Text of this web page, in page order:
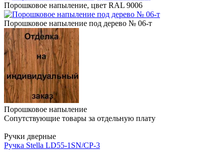
Порошковое напыление, цвет RAL 9006
Порошковое напыление под дерево № 06-т
Порошковое напыление
Сопутствующие товары за отдельную плату
Ручки дверные
Ручка Stella LD55-1SN/CP-3